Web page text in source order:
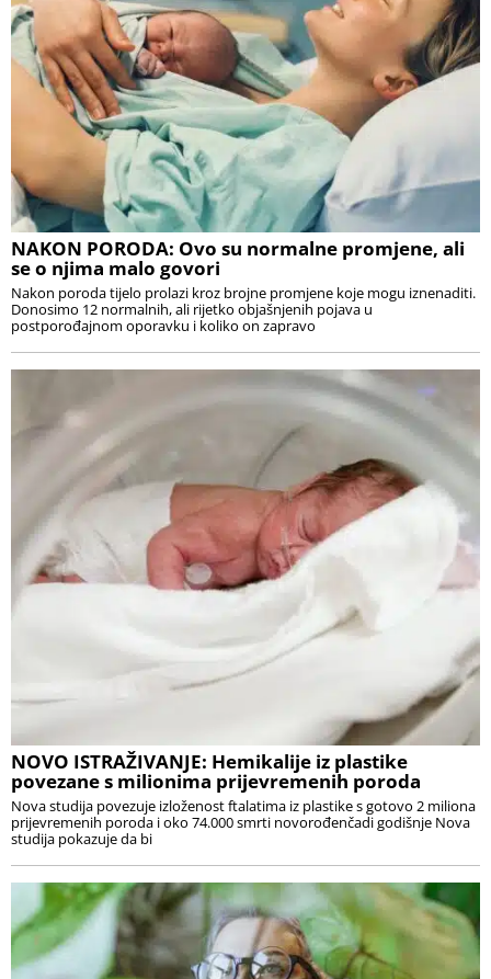
NAKON PORODA: Ovo su normalne promjene, ali
se o njima malo govori
Nakon poroda tijelo prolazi kroz brojne promjene koje mogu iznenaditi.
Donosimo 12 normalnih, ali rijetko objašnjenih pojava u
postporođajnom oporavku i koliko on zapravo
NOVO ISTRAŽIVANJE: Hemikalije iz plastike
povezane s milionima prijevremenih poroda
Nova studija povezuje izloženost ftalatima iz plastike s gotovo 2 miliona
prijevremenih poroda i oko 74.000 smrti novorođenčadi godišnje Nova
studija pokazuje da bi